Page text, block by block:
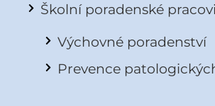
Školní poradenské
Výchovné poradenství
Prevence